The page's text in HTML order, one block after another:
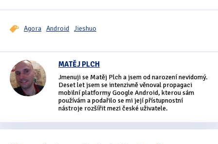
Agora Android Jieshuo
MATĚJ PLCH
Jmenuji se Matěj Plch a jsem od narození nevidomý.
Deset let jsem se intenzivně věnoval propagaci
mobilní platformy Google Android, kterou sám
používám a podařilo se mi její přístupnostní
nástroje rozšířit mezi české uživatele.